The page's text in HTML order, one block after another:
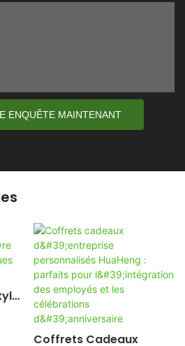
ENQUÊTE MAINTENANT
Coffrets Cadeaux